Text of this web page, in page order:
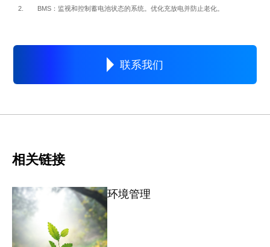
BMS：监视和控制蓄电池状态的系统。优化充放电并防止老化。
联系我们
相关链接
环境管理